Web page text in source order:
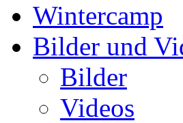
Wintercamp
Bilder und
Bilder
Videos